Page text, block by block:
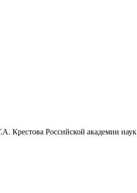
Крестова Российской академии наук